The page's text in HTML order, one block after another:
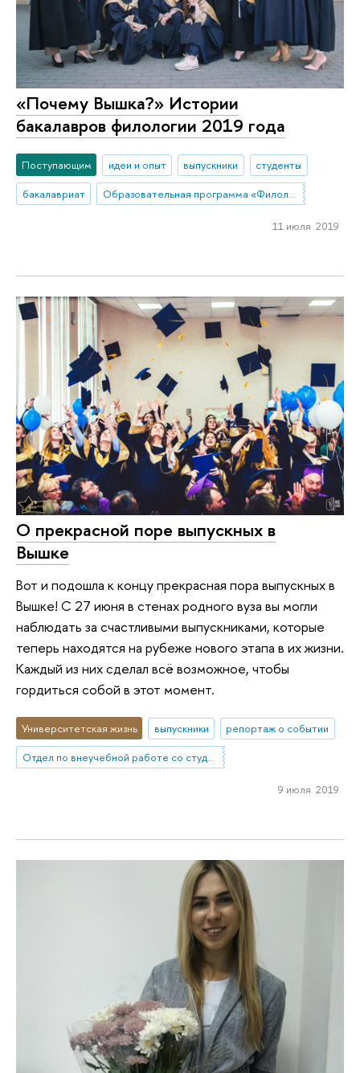
«Почему Вышка?» Истории
бакалавров филологии 2019 года
Поступающим идеи и опыт выпускники
студенты
бакалавриат
Образовательная программа «Филология»
11 июля 2019
О прекрасной поре выпускных в
Вышке
Вот и подошла к концу прекрасная пора выпускных в
Вышке! С 27 июня в стенах родного вуза вы могли
наблюдать за счастливыми выпускниками, которые
теперь находятся на рубеже нового этапа в их жизни.
Каждый из них сделал всё возможное, чтобы
гордиться собой в этот момент.
Университетская жизнь выпускники
репортаж о событии
Отдел по внеучебной работе со студентами (Нижний Новгород)
9 июля 2019